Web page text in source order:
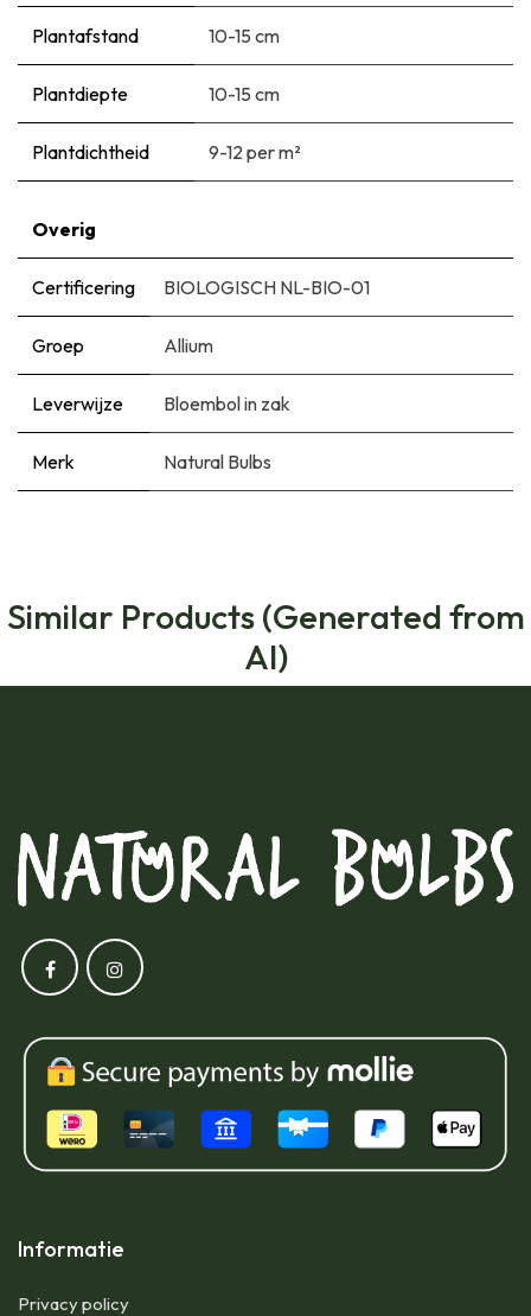
Plantafstand 10-15 cm
Plantdiepte 10-15 cm
Plantdichtheid 9-12 per m²
Overig
Certificering BIOLOGISCH NL-BIO-01
Groep Allium
Leverwijze Bloembol in zak
Merk Natural Bulbs
Similar Products (Generated from
AI)
Informatie
Privacy policy